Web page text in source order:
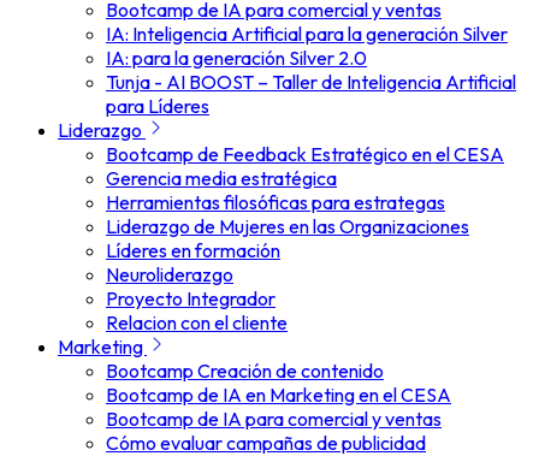
Bootcamp de IA para comercial y ventas
IA: Inteligencia Artificial para la generación Silver
IA: para la generación Silver 2.0
Tunja - AI BOOST – Taller de Inteligencia Artificial
para Líderes
Liderazgo
Bootcamp de Feedback Estratégico en el CESA
Gerencia media estratégica
Herramientas filosóficas para estrategas
Liderazgo de Mujeres en las Organizaciones
Líderes en formación
Neuroliderazgo
Proyecto Integrador
Relacion con el cliente
Marketing
Bootcamp Creación de contenido
Bootcamp de IA en Marketing en el CESA
Bootcamp de IA para comercial y ventas
Cómo evaluar campañas de publicidad